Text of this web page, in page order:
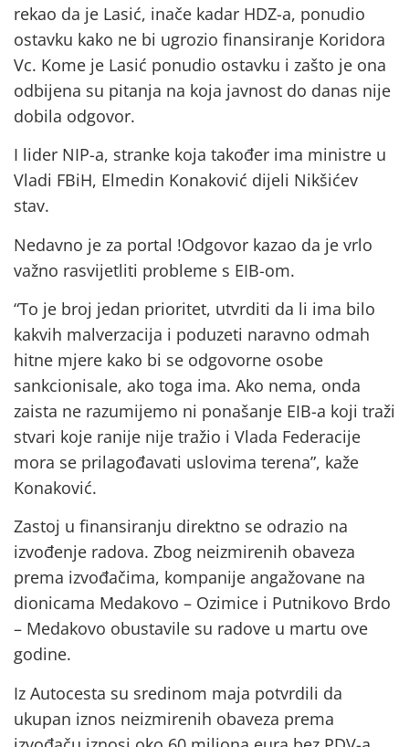
rekao da je Lasić, inače kadar HDZ-a, ponudio
ostavku kako ne bi ugrozio finansiranje Koridora
Vc. Kome je Lasić ponudio ostavku i zašto je ona
odbijena su pitanja na koja javnost do danas nije
dobila odgovor.
I lider NIP-a, stranke koja također ima ministre u
Vladi FBiH, Elmedin Konaković dijeli Nikšićev
stav.
Nedavno je za portal !Odgovor kazao da je vrlo
važno rasvijetliti probleme s EIB-om.
“To je broj jedan prioritet, utvrditi da li ima bilo
kakvih malverzacija i poduzeti naravno odmah
hitne mjere kako bi se odgovorne osobe
sankcionisale, ako toga ima. Ako nema, onda
zaista ne razumijemo ni ponašanje EIB-a koji traži
stvari koje ranije nije tražio i Vlada Federacije
mora se prilagođavati uslovima terena”, kaže
Konaković.
Zastoj u finansiranju direktno se odrazio na
izvođenje radova. Zbog neizmirenih obaveza
prema izvođačima, kompanije angažovane na
dionicama Medakovo – Ozimice i Putnikovo Brdo
– Medakovo obustavile su radove u martu ove
godine.
Iz Autocesta su sredinom maja potvrdili da
ukupan iznos neizmirenih obaveza prema